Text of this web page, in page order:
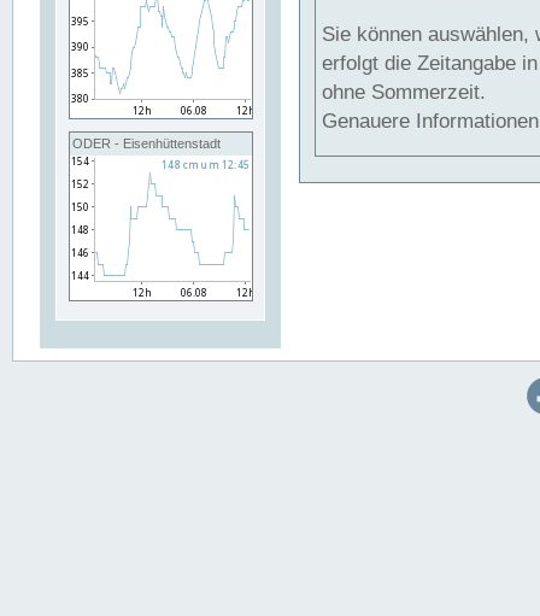
ODER - Eisenhüttenstadt
Sie können auswählen,
erfolgt die Zeitangabe
ohne Sommerzeit.
Genauere